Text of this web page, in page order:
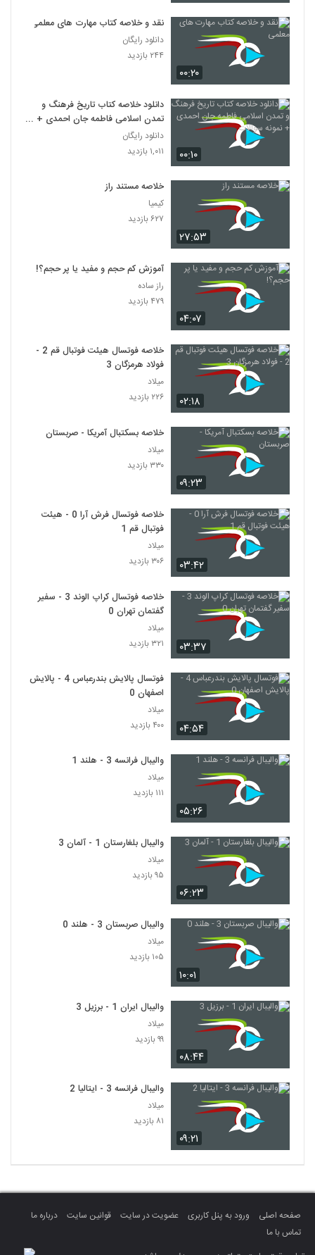
۰۰:۲۰
نقد و خلاصه کتاب مهارت های معلمی
دانلود رایگان
۲۴۴ بازدید
۰۰:۱۰
دانلود خلاصه کتاب تاریخ فرهنگ و
تمدن اسلامی فاطمه جان احمدی +
نمونه سوالات
دانلود رایگان
۱,۰۱۱ بازدید
۲۷:۵۳
خلاصه مستند راز
کیمیا
۶۲۷ بازدید
۰۴:۰۷
آموزش کم حجم و مفید یا پر حجم؟!
راز ساده
۴۷۹ بازدید
۰۲:۱۸
خلاصه فوتسال هیئت فوتبال قم 2 -
فولاد هرمزگان 3
میلاد
۲۲۶ بازدید
۰۹:۲۳
خلاصه بسکتبال آمریکا - صربستان
میلاد
۳۳۰ بازدید
۰۳:۴۲
خلاصه فوتسال فرش آرا 0 - هیئت
فوتبال قم 1
میلاد
۳۰۶ بازدید
۰۳:۳۷
خلاصه فوتسال کراپ الوند 3 - سفیر
گفتمان تهران 0
میلاد
۳۲۱ بازدید
۰۴:۵۴
فوتسال پالایش بندرعباس 4 - پالایش
اصفهان 0
میلاد
۴۰۰ بازدید
۰۵:۲۶
والیبال فرانسه 3 - هلند 1
میلاد
۱۱۱ بازدید
۰۶:۲۳
والیبال بلغارستان 1 - آلمان 3
میلاد
۹۵ بازدید
۱۰:۰۱
والیبال صربستان 3 - هلند 0
میلاد
۱۰۵ بازدید
۰۸:۴۴
والیبال ایران 1 - برزیل 3
میلاد
۹۹ بازدید
۰۹:۲۱
والیبال فرانسه 3 - ایتالیا 2
میلاد
۸۱ بازدید
صفحه اصلی ورود به پنل کاربری عضویت در سایت قوانین سایت
درباره ما
تماس با ما